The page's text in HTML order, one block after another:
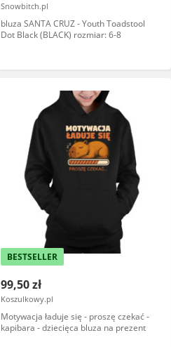
Snowbitch.pl
bluza SANTA CRUZ - Youth Toadstool
Dot Black (BLACK) rozmiar: 6-8
BESTSELLER
99,50 zł
Koszulkowy.pl
Motywacja ładuje się - proszę czekać -
kapibara - dziecięca bluza na prezent